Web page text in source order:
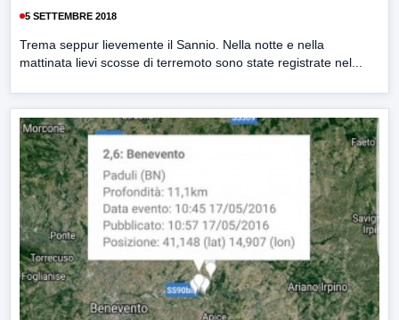
5 SETTEMBRE 2018
Trema seppur lievemente il Sannio. Nella notte e nella
mattinata lievi scosse di terremoto sono state registrate nel...